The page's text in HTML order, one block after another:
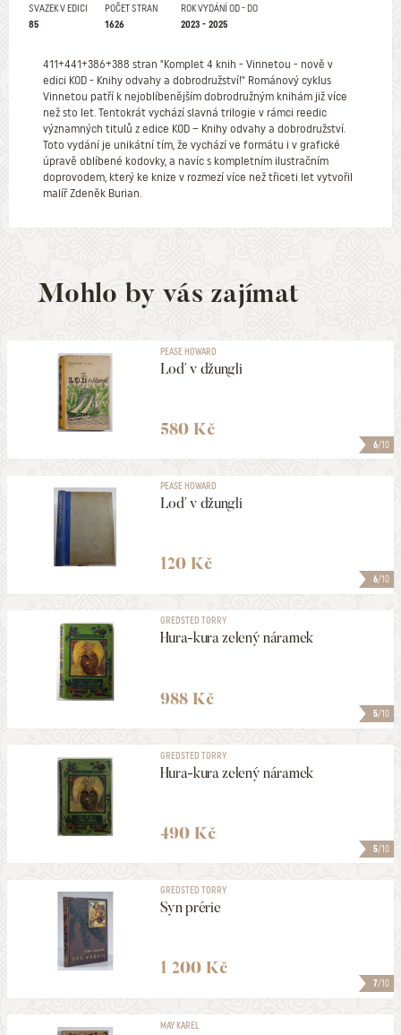
SVAZEK V EDICI
85
POČET STRAN
1626
ROK VYDÁNÍ OD - DO
2023 - 2025
411+441+386+388 stran "Komplet 4 knih - Vinnetou - nově v
edici KOD - Knihy odvahy a dobrodružství!" Románový cyklus
Vinnetou patří k nejoblíbenějším dobrodružným knihám již více
než sto let. Tentokrát vychází slavná trilogie v rámci reedic
významných titulů z edice KOD – Knihy odvahy a dobrodružství.
Toto vydání je unikátní tím, že vychází ve formátu i v grafické
úpravě oblíbené kodovky, a navíc s kompletním ilustračním
doprovodem, který ke knize v rozmezí více než třiceti let vytvořil
malíř Zdeněk Burian.
Mohlo by vás zajímat
6/10
PEASE HOWARD
Loď v džungli
580 Kč
6/10
PEASE HOWARD
Loď v džungli
120 Kč
5/10
GREDSTED TORRY
Hura-kura zelený náramek
988 Kč
5/10
GREDSTED TORRY
Hura-kura zelený náramek
490 Kč
7/10
GREDSTED TORRY
Syn prérie
1 200 Kč
MAY KAREL